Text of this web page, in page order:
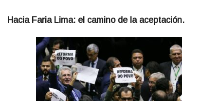
Hacia Faria Lima: el camino de la aceptación.